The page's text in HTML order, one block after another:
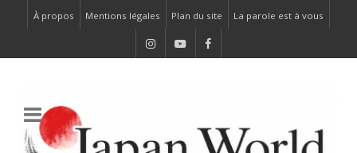
À propos Mentions légales Plan du site La parole est à vous